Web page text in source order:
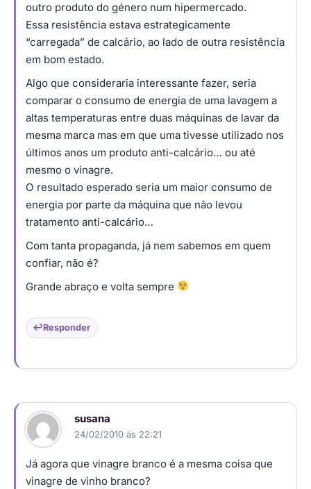
outro produto do género num hipermercado.
Essa resistência estava estrategicamente
“carregada” de calcário, ao lado de outra resistência
em bom estado.
Algo que consideraria interessante fazer, seria
comparar o consumo de energia de uma lavagem a
altas temperaturas entre duas máquinas de lavar da
mesma marca mas em que uma tivesse utilizado nos
últimos anos um produto anti-calcário… ou até
mesmo o vinagre.
O resultado esperado seria um maior consumo de
energia por parte da máquina que não levou
tratamento anti-calcário…
Com tanta propaganda, já nem sabemos em quem
confiar, não é?
Grande abraço e volta sempre
Responder
susana
24/02/2010 às 22:21
Já agora que vinagre branco é a mesma coisa que
vinagre de vinho branco?